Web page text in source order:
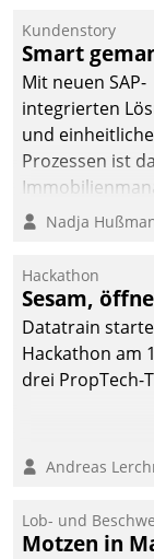
Kundenstory
Smart
Mit neuen SAP-
integrierten
und
Prozessen ist
der Bayerischen
Ressort
künftige
gerüstet.
Nadja
Hackathon
Sesam,
Datatrain
Hackathon am
drei PropTech-
Andreas
Lob- und
Motzen in